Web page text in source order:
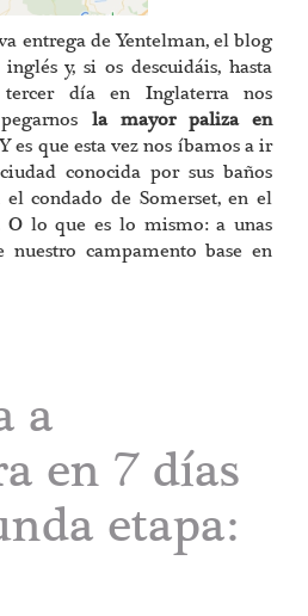
entrega de Yentelman, el blog
y, si os descuidáis, hasta
tercer día en Inglaterra nos
la mayor paliza en
es que esta vez nos íbamos a ir
conocida por sus baños
condado de Somerset, en el
O lo que es lo mismo: a unas
campamento base en
a
en 7 días
etapa: